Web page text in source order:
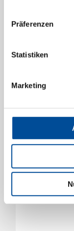
Präferenzen
Statistiken
Marketing